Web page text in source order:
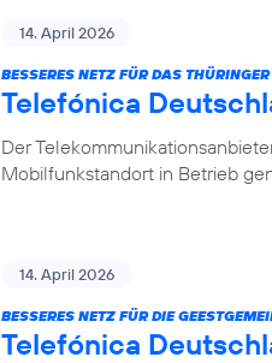
14. April 2026
BESSERES NETZ FÜR DAS
Telefónica
Der
Mobilfunkstandort in Betrieb
14. April 2026
BESSERES NETZ FÜR DIE
Telefónica